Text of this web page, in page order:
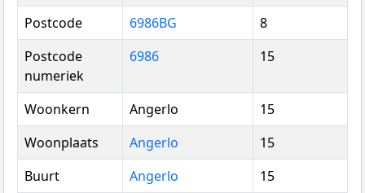
Postcode
6986BG
8
Postcode
numeriek
6986 15
Woonkern Angerlo
15
Woonplaats
Angerlo
15
Buurt
Angerlo
15